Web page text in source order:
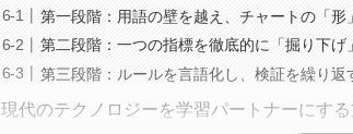
第一段階：用語の壁を越え、チャートの「形
第二段階：一つの指標を徹底的に「掘り下げ
第三段階：ルールを言語化し、検証を繰り返
現代のテクノロジーを学習パートナーにす